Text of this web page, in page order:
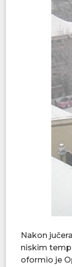
Nakon
niskim
oformio je